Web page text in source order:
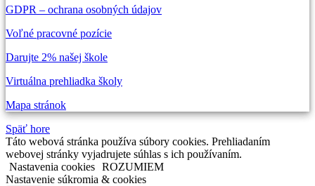
GDPR – ochrana osobných údajov
Voľné pracovné pozície
Darujte 2% našej škole
Virtuálna prehliadka školy
Mapa stránok
Späť hore
Táto webová stránka používa súbory cookies. Prehliadaním
webovej stránky vyjadrujete súhlas s ich používaním.
Nastavenia cookies ROZUMIEM
Nastavenie súkromia & cookies